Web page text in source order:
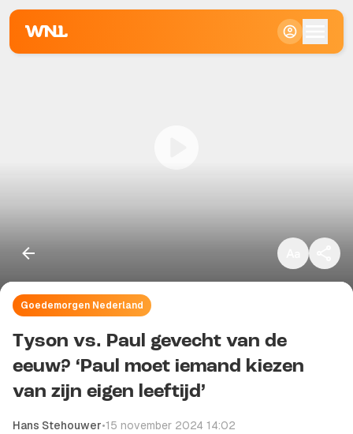
Goedemorgen Nederland
Tyson vs. Paul gevecht van de
eeuw? ‘Paul moet iemand kiezen
van zijn eigen leeftijd’
Hans Stehouwer•15 november 2024 14:02